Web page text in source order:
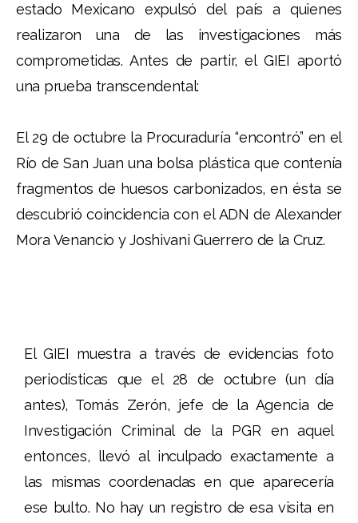
estado Mexicano expulsó del país a quienes
realizaron una de las investigaciones más
comprometidas. Antes de partir, el GIEI aportó
una prueba transcendental:
El 29 de octubre la Procuraduría “encontró” en el
Río de San Juan una bolsa plástica que contenía
fragmentos de huesos carbonizados, en ésta se
descubrió coincidencia con el ADN de Alexander
Mora Venancio y Joshivani Guerrero de la Cruz.
El GIEI muestra a través de evidencias foto
periodísticas que el 28 de octubre (un día
antes), Tomás Zerón, jefe de la Agencia de
Investigación Criminal de la PGR en aquel
entonces, llevó al inculpado exactamente a
las mismas coordenadas en que aparecería
ese bulto. No hay un registro de esa visita en